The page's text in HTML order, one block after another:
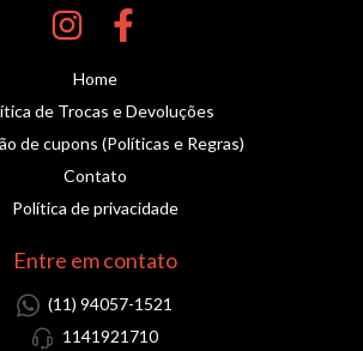
Home
de Trocas e Devoluções
de cupons (Políticas e Regras)
Contato
Política de privacidade
Entre em contato
(11) 94057-1521
1141921710